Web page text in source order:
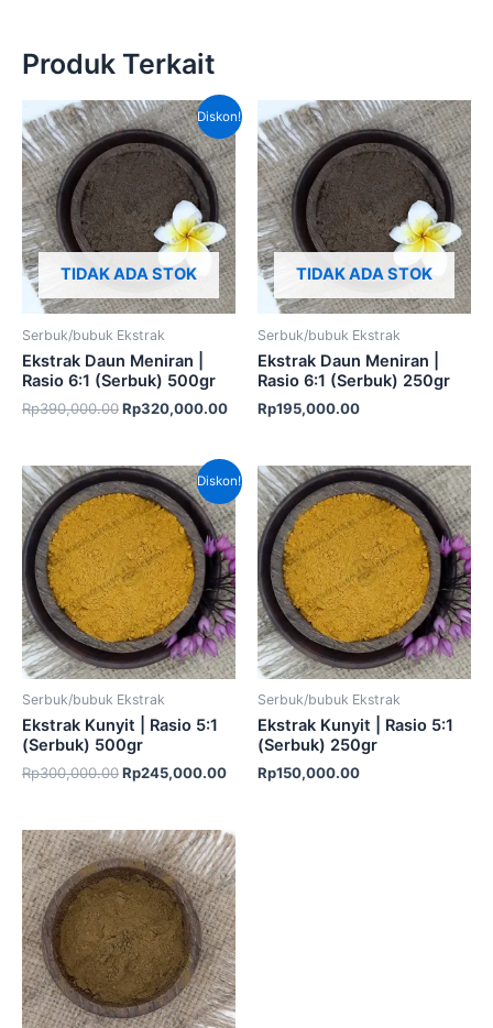
Produk Terkait
Diskon!
TIDAK ADA STOK
Serbuk/bubuk Ekstrak
Ekstrak Daun Meniran |
Rasio 6:1 (Serbuk) 500gr
Rp390,000.00
Harga
aslinya
adalah:
Rp390,000.00.
Rp320,000.00
Harga
saat
ini
adalah:
Rp320,000.00.
TIDAK ADA STOK
Serbuk/bubuk Ekstrak
Ekstrak Daun Meniran |
Rasio 6:1 (Serbuk) 250gr
Rp195,000.00
Diskon!
Serbuk/bubuk Ekstrak
Ekstrak Kunyit | Rasio 5:1
(Serbuk) 500gr
Rp300,000.00
Harga
aslinya
adalah:
Rp300,000.00.
Rp245,000.00
Harga
saat
ini
adalah:
Rp245,000.00.
Serbuk/bubuk Ekstrak
Ekstrak Kunyit | Rasio 5:1
(Serbuk) 250gr
Rp150,000.00